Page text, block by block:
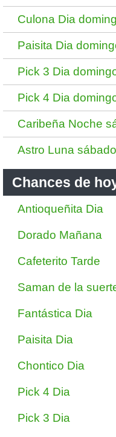
Culona Dia
Paisita Dia
Pick 3 Dia
Pick 4 Dia
Caribeña Noche
Astro Luna
Chances de
Antioqueñita Dia
Dorado Mañana
Cafeterito Tarde
Saman de la
Fantástica Dia
Paisita Dia
Chontico Dia
Pick 4 Dia
Pick 3 Dia